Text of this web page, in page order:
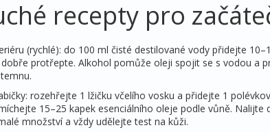
recepty pro
(rychlé): do 100 ml čisté destilované vody přidejte
protřepte. Alkohol pomůže oleji spojit se s vodou a
rozehřejte 1 lžičku včelího vosku a přidejte 1
15–25 kapek esenciálního oleje podle vůně.
množství a vždy udělejte test na kůži.